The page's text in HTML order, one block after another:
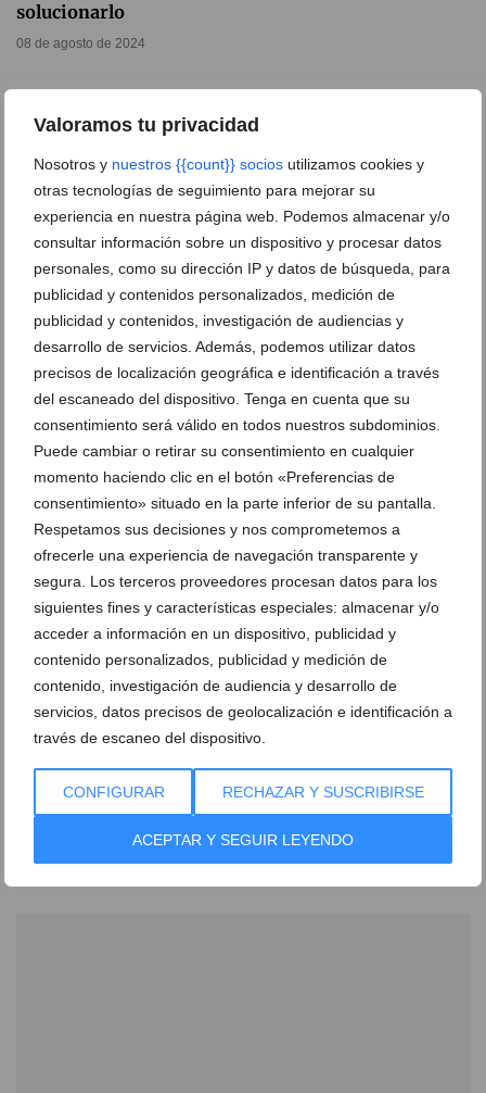
Valoramos tu privacidad
Nosotros y nuestros {{count}} socios utilizamos cookies y
otras tecnologías de seguimiento para mejorar su
experiencia en nuestra página web. Podemos almacenar y/o
consultar información sobre un dispositivo y procesar datos
personales, como su dirección IP y datos de búsqueda, para
publicidad y contenidos personalizados, medición de
publicidad y contenidos, investigación de audiencias y
desarrollo de servicios. Además, podemos utilizar datos
precisos de localización geográfica e identificación a través
del escaneado del dispositivo. Tenga en cuenta que su
consentimiento será válido en todos nuestros subdominios.
Puede cambiar o retirar su consentimiento en cualquier
momento haciendo clic en el botón «Preferencias de
consentimiento» situado en la parte inferior de su pantalla.
Respetamos sus decisiones y nos comprometemos a
ofrecerle una experiencia de navegación transparente y
segura. Los terceros proveedores procesan datos para los
siguientes fines y características especiales: almacenar y/o
acceder a información en un dispositivo, publicidad y
contenido personalizados, publicidad y medición de
contenido, investigación de audiencia y desarrollo de
servicios, datos precisos de geolocalización e identificación a
través de escaneo del dispositivo.
CONFIGURAR RECHAZAR Y SUSCRIBIRSE
ACEPTAR Y SEGUIR LEYENDO
solucionarlo
08 de agosto de 2024
Aprovecha la energía fotovoltaica para ser más
sostenible y reducir tus costes de electricidad
08 de julio de 2024
ahorra en tus facturas eléctricas
26 de junio de 2024